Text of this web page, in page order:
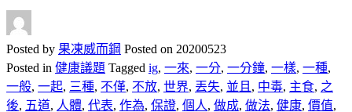
Posted by 果凍威而鋼 Posted on 20200523
Posted in 健康議題 Tagged ig, 一來, 一分, 一分鐘, 一樣, 一種,
一般, 一起, 三種, 不僅, 不放, 世界, 丟失, 並且 , 中毒, 主食, 之
後, 五道, 人體, 代表, 作為, 保證, 個人, 做成, 做法, 健康, 價值,